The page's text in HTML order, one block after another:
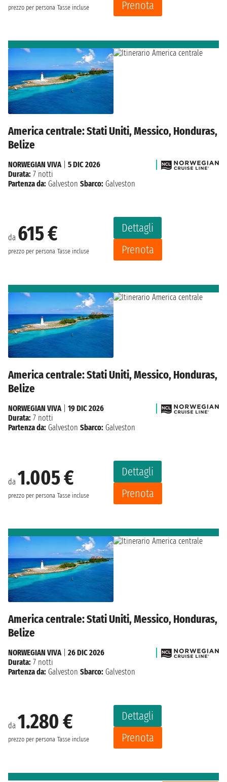
prezzo per persona Tasse incluse
Prenota
America centrale: Stati Uniti, Messico, Honduras,
Belize
da 615 €
prezzo per persona Tasse incluse
Dettagli
Prenota
NORWEGIAN VIVA| 5 DIC 2026
Durata: 7 notti
Partenza da: Galveston Sbarco: Galveston
America centrale: Stati Uniti, Messico, Honduras,
Belize
da 1.005 €
prezzo per persona Tasse incluse
Dettagli
Prenota
NORWEGIAN VIVA| 19 DIC 2026
Durata: 7 notti
Partenza da: Galveston Sbarco: Galveston
America centrale: Stati Uniti, Messico, Honduras,
Belize
da 1.280 €
prezzo per persona Tasse incluse
Dettagli
Prenota
NORWEGIAN VIVA| 26 DIC 2026
Durata: 7 notti
Partenza da: Galveston Sbarco: Galveston